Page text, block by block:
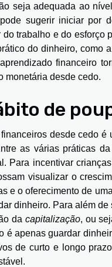
seja adequada ao
sugerir iniciar por
trabalho e do esforço
do dinheiro, como
financeiro
monetária desde cedo.
de
desde cedo
as várias práticas
Para incentivar
visualizar o
e o oferecimento de uma
dinheiro. Para além
da capitalização, ou
é apenas guardar
de curto e longo